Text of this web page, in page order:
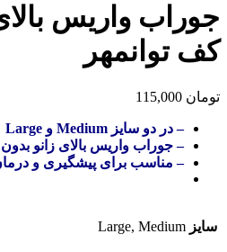
جوراب واریس
کف توانمهر
تومان
– در دو سایز Medium و Large
– جوراب واریس بالای زانو
– مناسب برای پیشگیری و
سایز Large, Medium